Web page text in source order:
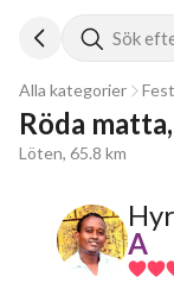
Sök
Alla kategorier Fest
Röda
Löten, 65.8 km
A